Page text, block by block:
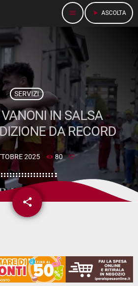
menu play_arrow ASCOLTA
SERVIZI
IN SALSA
DA RECORD
2025 80
share
email